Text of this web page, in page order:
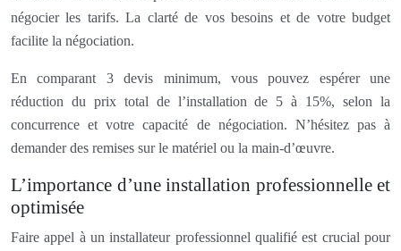
négocier les tarifs. La clarté de vos besoins et de votre budget
facilite la négociation.
En comparant 3 devis minimum, vous pouvez espérer une
réduction du prix total de l’installation de 5 à 15%, selon la
concurrence et votre capacité de négociation. N’hésitez pas à
demander des remises sur le matériel ou la main-d’œuvre.
L’importance d’une installation professionnelle et
optimisée
Faire appel à un installateur professionnel qualifié est crucial pour